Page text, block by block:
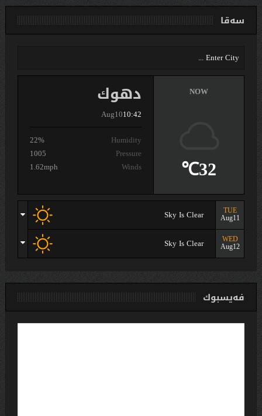
سەقا
دهوك
Aug1010:42
Humidity
22%
Pressure
1005
Winds
1.62mph
NOW
32℃
TUE
Aug11
Sky Is Clear
WED
Aug12
Sky Is Clear
فەیسبوك